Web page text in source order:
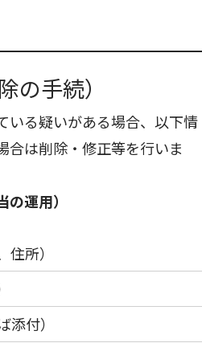
手続）
いる疑いがある場合、以下情
合は削除・修正等を行いま
運用）
所）
付）